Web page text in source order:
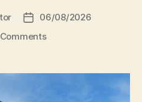
Post
date
06/08/2026
on
Terpilih